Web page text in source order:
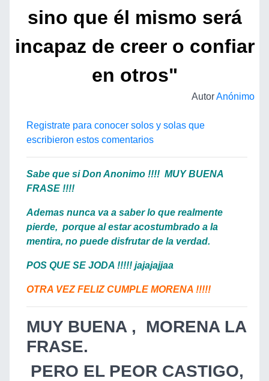
sino que él mismo será
incapaz de creer o confiar
en otros"
AutorAnónimo
Registrate para conocer solos y solas que
escribieron estos comentarios
Sabe que si Don Anonimo !!!! MUY BUENA
FRASE !!!!
Ademas nunca va a saber lo que realmente
pierde, porque al estar acostumbrado a la
mentira, no puede disfrutar de la verdad.
POS QUE SE JODA !!!!! jajajajjaa
OTRA VEZ FELIZ CUMPLE MORENA !!!!!
MUY BUENA , MORENA LA
FRASE.
PERO EL PEOR CASTIGO,